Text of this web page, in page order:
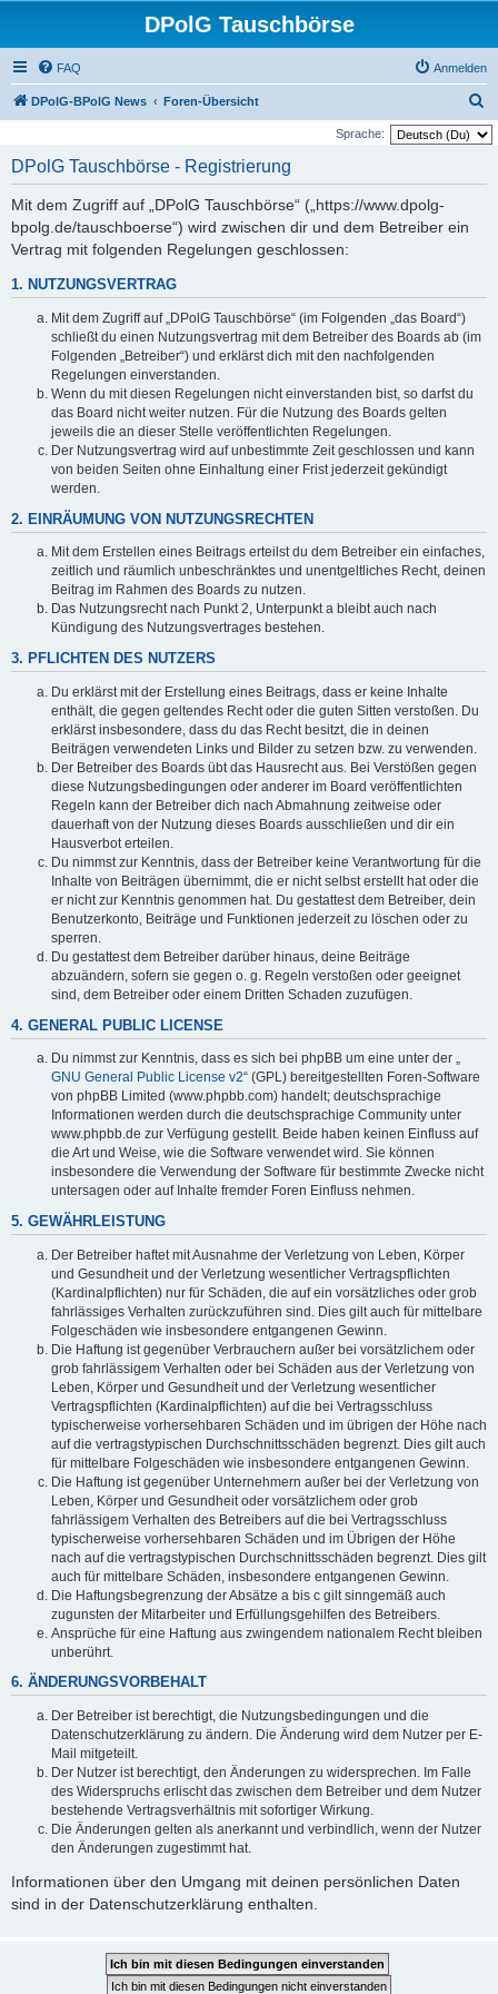
DPolG Tauschbörse
FAQ Anmelden
DPolG-BPolG News Foren-Übersicht
u
Sprache:
DPolG Tauschbörse - Registrierung
Mit dem Zugriff auf „DPolG Tauschbörse“ („https://www.dpolg-
bpolg.de/tauschboerse“) wird zwischen dir und dem Betreiber ein
Vertrag mit folgenden Regelungen geschlossen:
1. NUTZUNGSVERTRAG
Mit dem Zugriff auf „DPolG Tauschbörse“ (im Folgenden „das Board“)
schließt du einen Nutzungsvertrag mit dem Betreiber des Boards ab (im
Folgenden „Betreiber“) und erklärst dich mit den nachfolgenden
Regelungen einverstanden.
Wenn du mit diesen Regelungen nicht einverstanden bist, so darfst du
das Board nicht weiter nutzen. Für die Nutzung des Boards gelten
jeweils die an dieser Stelle veröffentlichten Regelungen.
Der Nutzungsvertrag wird auf unbestimmte Zeit geschlossen und kann
von beiden Seiten ohne Einhaltung einer Frist jederzeit gekündigt
werden.
2. EINRÄUMUNG VON NUTZUNGSRECHTEN
Mit dem Erstellen eines Beitrags erteilst du dem Betreiber ein einfaches,
zeitlich und räumlich unbeschränktes und unentgeltliches Recht, deinen
Beitrag im Rahmen des Boards zu nutzen.
Das Nutzungsrecht nach Punkt 2, Unterpunkt a bleibt auch nach
Kündigung des Nutzungsvertrages bestehen.
3. PFLICHTEN DES NUTZERS
Du erklärst mit der Erstellung eines Beitrags, dass er keine Inhalte
enthält, die gegen geltendes Recht oder die guten Sitten verstoßen. Du
erklärst insbesondere, dass du das Recht besitzt, die in deinen
Beiträgen verwendeten Links und Bilder zu setzen bzw. zu verwenden.
Der Betreiber des Boards übt das Hausrecht aus. Bei Verstößen gegen
diese Nutzungsbedingungen oder anderer im Board veröffentlichten
Regeln kann der Betreiber dich nach Abmahnung zeitweise oder
dauerhaft von der Nutzung dieses Boards ausschließen und dir ein
Hausverbot erteilen.
Du nimmst zur Kenntnis, dass der Betreiber keine Verantwortung für die
Inhalte von Beiträgen übernimmt, die er nicht selbst erstellt hat oder die
er nicht zur Kenntnis genommen hat. Du gestattest dem Betreiber, dein
Benutzerkonto, Beiträge und Funktionen jederzeit zu löschen oder zu
sperren.
Du gestattest dem Betreiber darüber hinaus, deine Beiträge
abzuändern, sofern sie gegen o. g. Regeln verstoßen oder geeignet
sind, dem Betreiber oder einem Dritten Schaden zuzufügen.
4. GENERAL PUBLIC LICENSE
Du nimmst zur Kenntnis, dass es sich bei phpBB um eine unter der „
GNU General Public License v2“ (GPL) bereitgestellten Foren-Software
von phpBB Limited (www.phpbb.com) handelt; deutschsprachige
Informationen werden durch die deutschsprachige Community unter
www.phpbb.de zur Verfügung gestellt. Beide haben keinen Einfluss auf
die Art und Weise, wie die Software verwendet wird. Sie können
insbesondere die Verwendung der Software für bestimmte Zwecke nicht
untersagen oder auf Inhalte fremder Foren Einfluss nehmen.
5. GEWÄHRLEISTUNG
Der Betreiber haftet mit Ausnahme der Verletzung von Leben, Körper
und Gesundheit und der Verletzung wesentlicher Vertragspflichten
(Kardinalpflichten) nur für Schäden, die auf ein vorsätzliches oder grob
fahrlässiges Verhalten zurückzuführen sind. Dies gilt auch für mittelbare
Folgeschäden wie insbesondere entgangenen Gewinn.
Die Haftung ist gegenüber Verbrauchern außer bei vorsätzlichem oder
grob fahrlässigem Verhalten oder bei Schäden aus der Verletzung von
Leben, Körper und Gesundheit und der Verletzung wesentlicher
Vertragspflichten (Kardinalpflichten) auf die bei Vertragsschluss
typischerweise vorhersehbaren Schäden und im übrigen der Höhe nach
auf die vertragstypischen Durchschnittsschäden begrenzt. Dies gilt auch
für mittelbare Folgeschäden wie insbesondere entgangenen Gewinn.
Die Haftung ist gegenüber Unternehmern außer bei der Verletzung von
Leben, Körper und Gesundheit oder vorsätzlichem oder grob
fahrlässigem Verhalten des Betreibers auf die bei Vertragsschluss
typischerweise vorhersehbaren Schäden und im Übrigen der Höhe
nach auf die vertragstypischen Durchschnittsschäden begrenzt. Dies gilt
auch für mittelbare Schäden, insbesondere entgangenen Gewinn.
Die Haftungsbegrenzung der Absätze a bis c gilt sinngemäß auch
zugunsten der Mitarbeiter und Erfüllungsgehilfen des Betreibers.
Ansprüche für eine Haftung aus zwingendem nationalem Recht bleiben
unberührt.
6. ÄNDERUNGSVORBEHALT
Der Betreiber ist berechtigt, die Nutzungsbedingungen und die
Datenschutzerklärung zu ändern. Die Änderung wird dem Nutzer per E-
Mail mitgeteilt.
Der Nutzer ist berechtigt, den Änderungen zu widersprechen. Im Falle
des Widerspruchs erlischt das zwischen dem Betreiber und dem Nutzer
bestehende Vertragsverhältnis mit sofortiger Wirkung.
Die Änderungen gelten als anerkannt und verbindlich, wenn der Nutzer
den Änderungen zugestimmt hat.
Informationen über den Umgang mit deinen persönlichen Daten
sind in der Datenschutzerklärung enthalten.